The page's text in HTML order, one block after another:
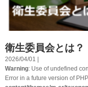
衛生委員会とは？
2026/04/01 |
Warning: Use of undefined
Error in a future version of